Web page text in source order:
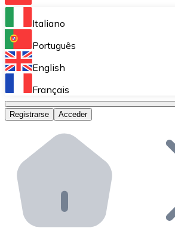
Bitnovo Ramp
Integra nuestra solución en tu
Bitnovo Giftcards
Bitnovo OTC
Bitnovo ATM
Integra un ATM Bitnovo en tu
Bitnovo API
Integra nuestra API en tu
Italiano
Português
English
Français
Registrarse Acceder